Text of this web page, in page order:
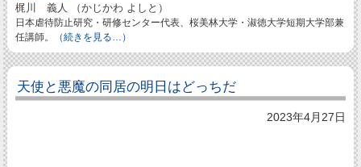
梶川 義人 （かじかわ よしと）
日本虐待防止研究・研修センター代表、桜美林大学・淑徳大学短期大学部兼
任講師。
（続きを見る…）
天使と悪魔の同居の明日はどっちだ
2023年4月27日